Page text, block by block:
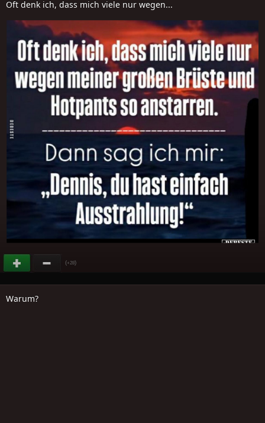
Oft denk ich, dass mich viele nur wegen...
(+28)
Warum?